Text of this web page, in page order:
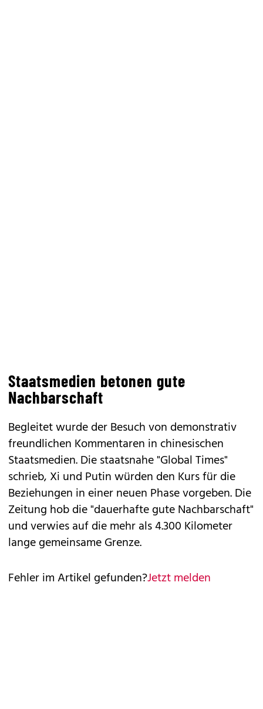
Staatsmedien betonen gute
Nachbarschaft
Begleitet wurde der Besuch von demonstrativ
freundlichen Kommentaren in chinesischen
Staatsmedien. Die staatsnahe "Global Times"
schrieb, Xi und Putin würden den Kurs für die
Beziehungen in einer neuen Phase vorgeben. Die
Zeitung hob die "dauerhafte gute Nachbarschaft"
und verwies auf die mehr als 4.300 Kilometer
lange gemeinsame Grenze.
Fehler im Artikel gefunden?Jetzt melden